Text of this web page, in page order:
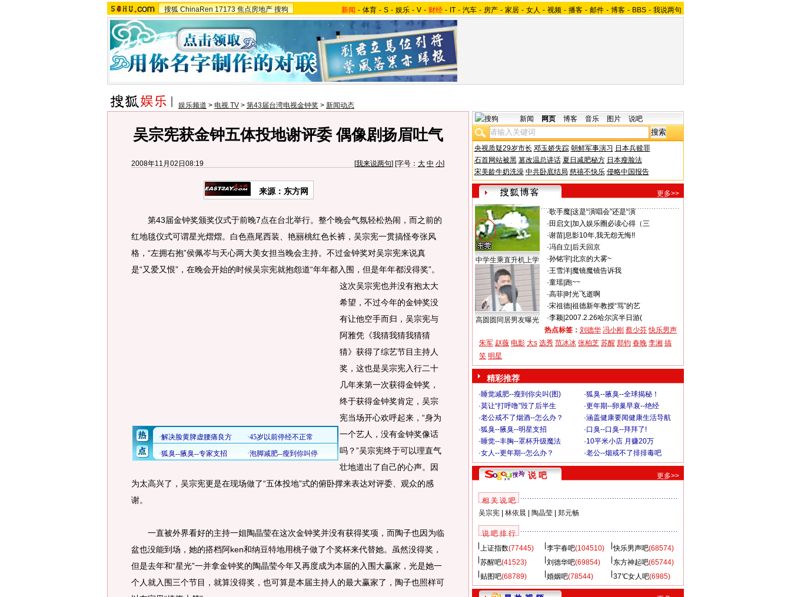
搜狐 ChinaRen 17173 焦点房地产 搜狗 新闻 - 体育 - S - 娱乐 - V - 财经 - IT - 汽车 - 房产 - 家居 - 女人 - 视频 - 播客 - 邮件 - 博客 - BBS - 我说两句
娱乐频道 > 电视 TV > 第43届台湾电视金钟奖 > 新闻动态
吴宗宪获金钟五体投地谢评委 偶像剧扬眉吐气
2008年11月02日08:19 [我来说两句] [字号： 大 中 小]
来源：东方网
第43届金钟奖颁奖仪式于前晚7点在台北举行。整个晚会气氛轻松热闹，而之前的
红地毯仪式可谓星光熠熠。白色燕尾西装、艳丽桃红色长裤，吴宗宪一贯搞怪夸张风
格，“左拥右抱”侯佩岑与天心两大美女担当晚会主持。不过金钟奖对吴宗宪来说真
是“又爱又恨”，在晚会开始的时候吴宗宪就抱怨道“年年都入围，但是年年都没得奖”。
这次吴宗宪也并没有抱太大
希望，不过今年的金钟奖没
有让他空手而归，吴宗宪与
阿雅凭《我猜我猜我猜猜
猜》获得了综艺节目主持人
奖，这也是吴宗宪入行二十
几年来第一次获得金钟奖，
终于获得金钟奖肯定，吴宗
宪当场开心欢呼起来，“身为
一个艺人，没有金钟奖像话
吗？”吴宗宪终于可以理直气
壮地道出了自己的心声。因
为太高兴了，吴宗宪更是在现场做了“五体投地”式的俯卧撑来表达对评委、观众的感
谢。
一直被外界看好的主持一姐陶晶莹在这次金钟奖并没有获得奖项，而陶子也因为临
盆也没能到场，她的搭档阿ken和纳豆特地用桃子做了个奖杯来代替她。虽然没得奖，
但是去年和“星光”一并拿金钟奖的陶晶莹今年又再度成为本届的入围大赢家，光是她一
个人就入围三个节目，就算没得奖，也可算是本届主持人的最大赢家了，陶子也照样可
新闻 网页 博客 音乐 图片 说吧
央视质疑29岁市长 邓玉娇失踪 朝鲜军事演习 日本兵赎罪
石首网站被黑 篡改温总讲话 夏日减肥秘方 日本瘦脸法
宋美龄牛奶洗澡 中共卧底结局 慈禧不快乐 侵略中国报告
更多>>
中学生乘直升机上学
高圆圆同居男友曝光
·歌手魔| 这是“演唱会”还是“演
· 田启文 加入娱乐圈必读心得（三
·谢苗| 息影10年,我无怨无悔!!
·冯自立 后天回京
·孙铭宇| 北京的大雾~
·王雪洋| 魔镜魔镜告诉我
·童瑶| 跑~~
·高菲| 时光飞逝啊
·宋祖德| 祖德新年教授“骂”的艺
·李颖| 2007.2.26哈尔滨半日游(
热点标签： 刘德华 冯小刚 蔡少芬 快乐男声
朱军 赵薇 电影 大s 选秀 范冰冰 张柏芝 苏醒 郑钧 春晚 李湘 搞
笑 明星
精彩推荐
·睡觉减肥--瘦到你尖叫(图) ·狐臭--腋臭--全球揭秘！
·莫让“打呼噜”毁了后半生 ·更年期--卵巢早衰--绝经
·老公戒不了烟酒--怎么办？ ·涵盖健康要闻健康生活导航
·狐臭--腋臭--明星支招 ·口臭--口臭--拜拜了!
·睡觉--丰胸--罩杯升级魔法 ·10平米小店 月赚20万
·女人--更年期--怎么办？ ·老公--烟戒不了排排毒吧
说 吧 更多>>
相 关 说 吧
吴宗宪| 林依晨 陶晶莹| 郑元畅
说 吧 排 行
上证指数(77445) 李宇春吧(104510) 快乐男声吧(68574)
苏醒吧(41523) 刘德华吧(69854) 东方神起吧(65744)
贴图吧(68789) 婚姻吧(78544) 37℃女人吧(6985)